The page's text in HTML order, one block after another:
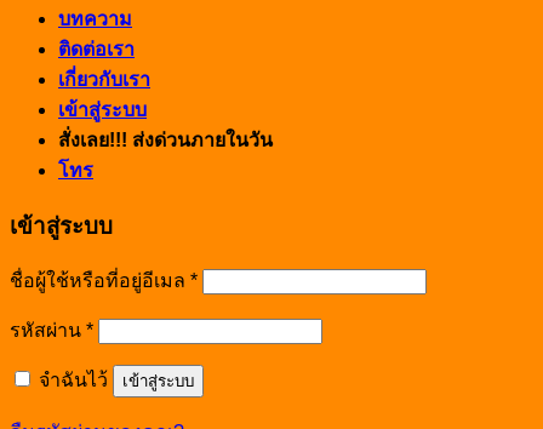
บทความ
ติดต่อเรา
เกี่ยวกับเรา
เข้าสู่ระบบ
สั่งเลย!!! ส่งด่วนภายในวัน
โทร
เข้าสู่ระบบ
ชื่อผู้ใช้หรือที่อยู่อีเมล *
รหัสผ่าน *
จำฉันไว้ เข้าสู่ระบบ